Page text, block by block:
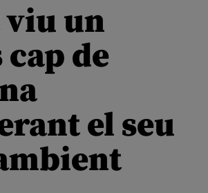
viu un
de
el seu